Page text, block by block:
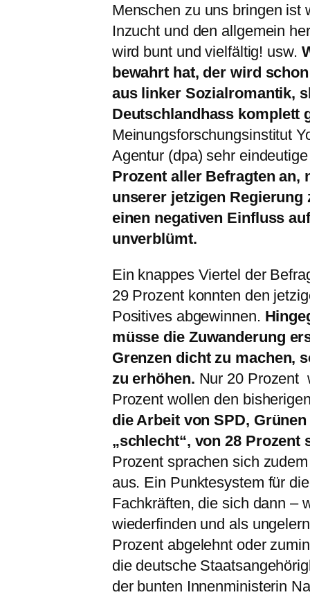
Menschen zu uns bringen ist
Inzucht und den allgemein
wird bunt und vielfältig! usw.
bewahrt hat, der wird
aus linker Sozialromantik,
Deutschlandhass komplett
Meinungsforschungsinstitut
Agentur (dpa) sehr
Prozent aller Befragten
unserer jetzigen
einen negativen Einfluss
unverblümt.
Ein knappes Viertel der
29 Prozent konnten den
Positives abgewinnen.
müsse die Zuwanderung
Grenzen dicht zu machen,
zu erhöhen. Nur 20 Prozent
Prozent wollen den
die Arbeit von SPD,
„schlecht“, von 28 Prozent
Prozent sprachen sich
aus. Ein Punktesystem für
Fachkräften, die sich dann –
wiederfinden und als
Prozent abgelehnt oder
die deutsche
der bunten Innenministerin